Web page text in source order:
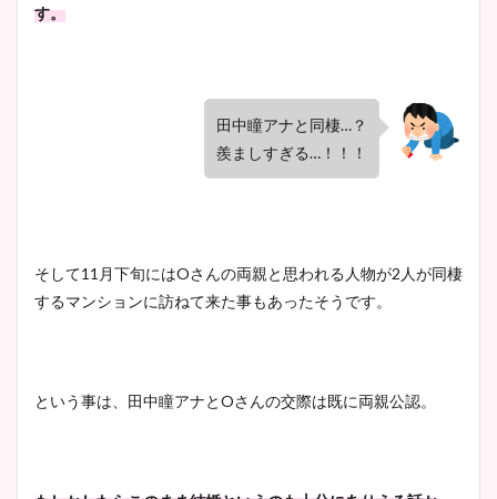
す。
田中瞳アナと同棲…？
羨ましすぎる…！！！
そして11月下旬にはOさんの両親と思われる人物が2人が同棲
するマンションに訪ねて来た事もあったそうです。
という事は、田中瞳アナとOさんの交際は既に両親公認。